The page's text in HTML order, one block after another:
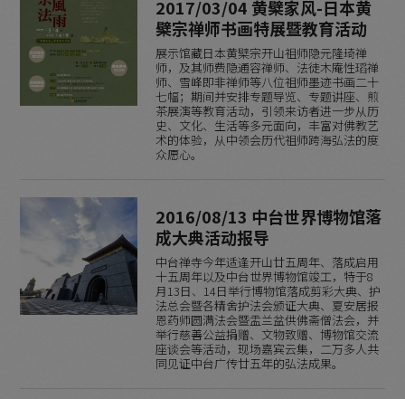
2017/03/04 黄檗家风-日本黄
檗宗禅师书画特展暨教育活动
展示馆藏日本黄檗宗开山祖师隐元隆琦禅
师，及其师费隐通容禅师、法徒木庵性瑫禅
师、雪峰即非禅师等八位祖师墨迹书画二十
七幅；期间并安排专题导览、专题讲座、煎
茶展演等教育活动，引领来访者进一步从历
史、文化、生活等多元面向，丰富对佛教艺
术的体验，从中领会历代祖师跨海弘法的度
众愿心。
2016/08/13 中台世界博物馆落
成大典活动报导
中台禅寺今年适逢开山廿五周年、落成启用
十五周年以及中台世界博物馆竣工，特于8
月13日、14日举行博物馆落成剪彩大典、护
法总会暨各精舍护法会颁证大典、夏安居报
恩药师圆满法会暨盂兰盆供佛斋僧法会，并
举行慈善公益捐赠、文物致赠、博物馆交流
座谈会等活动，现场嘉宾云集，二万多人共
同见证中台广传廿五年的弘法成果。